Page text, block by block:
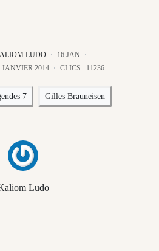
LUDO
16.JAN
JANVIER 2014 CLICS : 11236
Ludo
7 Gilles Brauneisen